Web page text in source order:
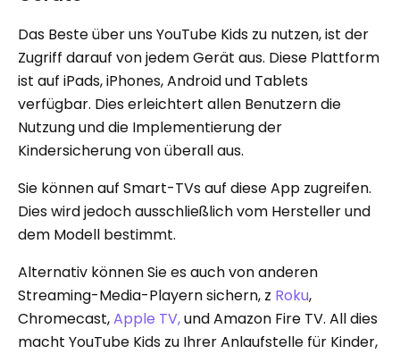
Das Beste über uns YouTube Kids zu nutzen, ist der
Zugriff darauf von jedem Gerät aus. Diese Plattform
ist auf iPads, iPhones, Android und Tablets
verfügbar. Dies erleichtert allen Benutzern die
Nutzung und die Implementierung der
Kindersicherung von überall aus.
Sie können auf Smart-TVs auf diese App zugreifen.
Dies wird jedoch ausschließlich vom Hersteller und
dem Modell bestimmt.
Alternativ können Sie es auch von anderen
Streaming-Media-Playern sichern, z Roku,
Chromecast,Apple TV,und Amazon Fire TV. All dies
macht YouTube Kids zu Ihrer Anlaufstelle für Kinder,